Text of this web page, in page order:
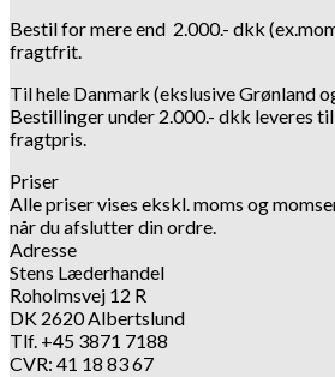
Bestil for mere end 2.000.- dkk
fragtfrit.
Til hele Danmark (ekslusive Grønland
Bestillinger under 2.000.- dkk leveres
fragtpris.
Priser
Alle priser vises ekskl. moms og
når du afslutter din ordre.
Adresse
Stens Læderhandel
Roholmsvej 12 R
DK 2620 Albertslund
Tlf. +45 3871 7188
CVR: 41 18 83 67